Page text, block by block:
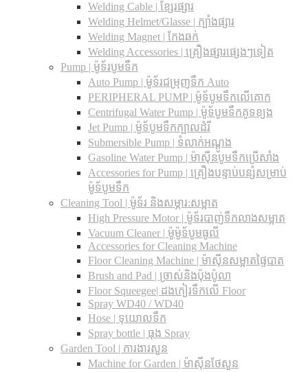
Welding Cable | ខ្សែរផ្សារ
Welding Helmet/Glasse | ក្បាំងផ្សារ
Welding Magnet | កែងឆក់
Welding Accessories | គ្រឿងផ្សារផ្សេងៗទៀត
Pump | ម៉ូទ័របូមទឹក
Auto Pump | ម៉ូទ័រជម្រុញទឹក Auto
PERIPHERAL PUMP | ម៉ូទ័បូមទឹកលើគោក
Centrifugal Water Pump | ម៉ូទ័បូមទឹកគូទខ្យង
Jet Pump | ម៉ូទ័បូមទឹកក្បាលដំរី
Submersible Pump | ទំលាក់អណ្តូង
Gasoline Water Pump | ម៉ាស៊ីនបូមទឹកប្រើសាំង
Accessories for Pump | គ្រឿងបន្ទាប់បន្សំសម្រាប់
ម៉ូទ័បូមទឹក
Cleaning Tool | ម៉ូទ័រ និងសម្ភារ:សម្អាត
High Pressure Motor | ម៉ូទ័របាញ់ទឹកលាងសម្អាត
Vacuum Cleaner | ម៉ូម៉ូទ័បូមធូលី
Accessories for Cleaning Machine
Floor Cleaning Machine | ម៉ាស៊ីនសម្អាតផ្ទៃបាត
Brush and Pad | ច្រាស់និងប៉ុងប៉ូលា
Floor Squeegee| ដងកៀរទឺកលើ Floor
Spray WD40 / WD40
Hose | ទុយោលទឹក
Spray bottle | ធុង Spray
Garden Tool | ការងារសួន
Machine for Garden | ម៉ាស៊ីនថែសួន